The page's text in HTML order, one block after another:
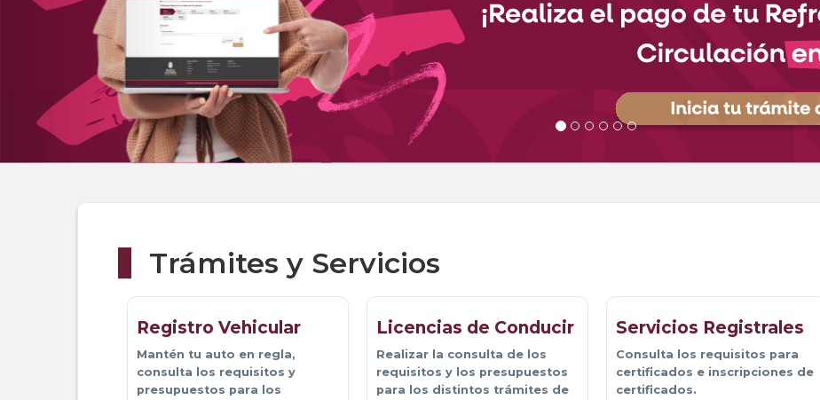
Trámites y Servicios
Registro Vehicular
Mantén tu auto en regla,
consulta los requisitos y
presupuestos para los
Licencias de Conducir
Realizar la consulta de los
requisitos y los presupuestos
para los distintos trámites de
Servicios Registrales
Consulta los requisitos para
certificados e inscripciones de
certificados.